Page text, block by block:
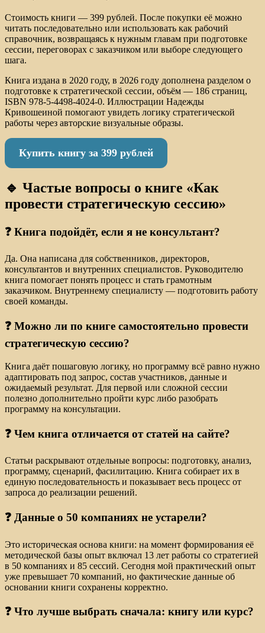
Стоимость книги — 399 рублей. После покупки её можно
читать последовательно или использовать как рабочий
справочник, возвращаясь к нужным главам при подготовке
сессии, переговорах с заказчиком или выборе следующего
шага.
Книга издана в 2020 году, в 2026 году дополнена разделом о
подготовке к стратегической сессии, объём — 186 страниц,
ISBN 978-5-4498-4024-0. Иллюстрации Надежды
Кривошеиной помогают увидеть логику стратегической
работы через авторские визуальные образы.
Купить книгу за 399 рублей
🔹 Частые вопросы о книге «Как
провести стратегическую сессию»
❓ Книга подойдёт, если я не консультант?
Да. Она написана для собственников, директоров,
консультантов и внутренних специалистов. Руководителю
книга помогает понять процесс и стать грамотным
заказчиком. Внутреннему специалисту — подготовить работу
своей команды.
❓ Можно ли по книге самостоятельно провести
стратегическую сессию?
Книга даёт пошаговую логику, но программу всё равно нужно
адаптировать под запрос, состав участников, данные и
ожидаемый результат. Для первой или сложной сессии
полезно дополнительно пройти курс либо разобрать
программу на консультации.
❓ Чем книга отличается от статей на сайте?
Статьи раскрывают отдельные вопросы: подготовку, анализ,
программу, сценарий, фасилитацию. Книга собирает их в
единую последовательность и показывает весь процесс от
запроса до реализации решений.
❓ Данные о 50 компаниях не устарели?
Это историческая основа книги: на момент формирования её
методической базы опыт включал 13 лет работы со стратегией
в 50 компаниях и 85 сессий. Сегодня мой практический опыт
уже превышает 70 компаний, но фактические данные об
основании книги сохранены корректно.
❓ Что лучше выбрать сначала: книгу или курс?